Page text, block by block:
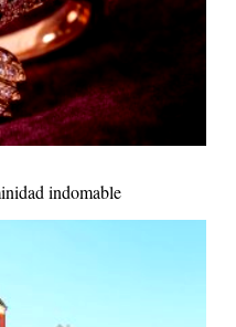
indomable